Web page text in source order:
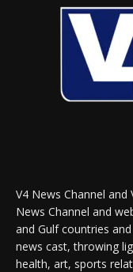
V4 News Channel
News Channel and
and Gulf countries
news cast, throwing
health, art, sports